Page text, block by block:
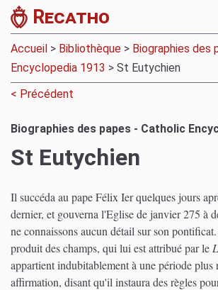
Recatho
Accueil > Bibliothèque > Biographies des
Encyclopedia 1913 > St Eutychien
< Précédent
Biographies des papes - Catholic
St Eutychien
Il succéda au pape Félix Ier quelques jours
dernier, et gouverna l'Eglise de janvier 275 à
ne connaissons aucun détail sur son
produit des champs, qui lui est attribué par le
appartient indubitablement à une période plus
affirmation, disant qu'il instaura des règles